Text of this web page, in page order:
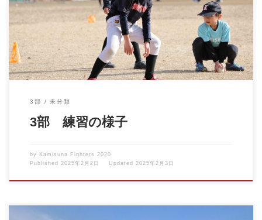
３部の練習の様子です。 寒さを吹き飛ばし、ひたすら走 […]
3部 未分類
3部 練習の様子
by Kamisuna Fighters 2020
Published 2025年2月2日 Updated 2025年2月3日